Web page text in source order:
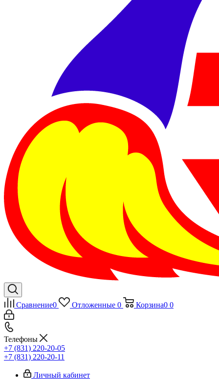
Сравнение0 Отложенные 0 Корзина0 0
Телефоны
+7 (831) 220-20-05
+7 (831) 220-20-11
Личный кабинет